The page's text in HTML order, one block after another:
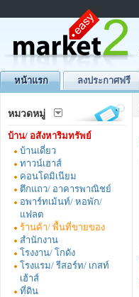
หน้าแรก ลงประกาศฟรี
หมวดหมู่
บ้าน/ อสังหาริมทรัพย์
บ้านเดี่ยว
ทาวน์เฮาส์
คอนโดมิเนียม
ตึกแถว/ อาคารพาณิชย์
อพาร์ทเม้นท์/ หอพัก/
แฟลต
ร้านค้า/ พื้นที่ขายของ
สำนักงาน
โรงงาน/ โกดัง
โรงแรม/ รีสอร์ท/ เกสท์
เฮ้าส์
ที่ดิน